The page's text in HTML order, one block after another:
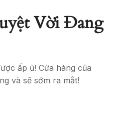
Vời Đang
ấp ủ! Cửa hàng của
và sẽ sớm ra mắt!